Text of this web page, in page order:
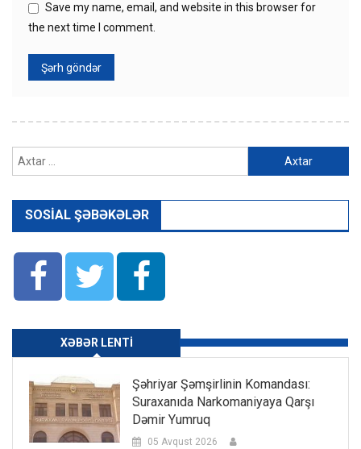
Save my name, email, and website in this browser for
the next time I comment.
SOSIAL ŞƏBƏKƏLƏR
XƏBƏR LENTI
Şəhriyar Şəmşirlinin Komandası:
Suraxanıda Narkomaniyaya Qarşı
Dəmir Yumruq
05 Avqust 2026